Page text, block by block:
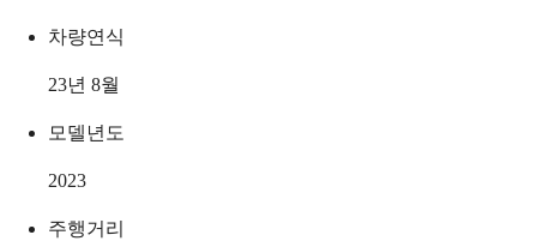
차량연식
23년 8월
모델년도
2023
주행거리